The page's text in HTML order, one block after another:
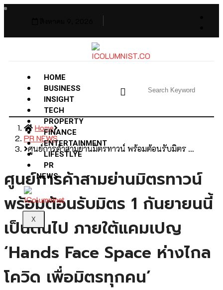
HOME
BUSINESS
INSIGHT
TECH
PROPERTY
FINANCE
ENTERTAINMENT
LIFESTLYE
PR
NEWS
X
Home
PR NEWS
ศูนย์การค้าสามย่านมิตรทาวน์ พร้อมต้อนรับมิตร …
ศูนย์การค้าสามย่านมิตรทาวน์
พร้อมต้อนรับมิตร 1 กันยายนนี้
เป็นต้นไป ภายใต้แคมเปญ
‘Hands Face Space ห่างไกล
โควิด เพื่อมิตรทุกคน’